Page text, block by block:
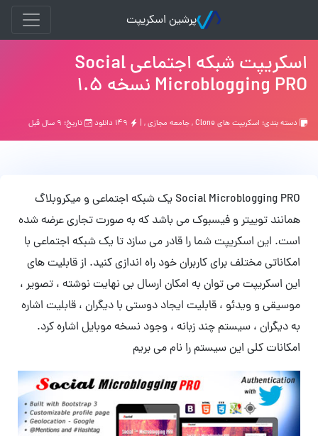
پرشین اسکریپت
اسکریپت شبکه اجتماعی Social
Microblogging PRO نسخه 1.5
دسته بندی: اسکریپت های Clone ,جامعه مجازی, | تاریخ: ۹ سال قبل
Social Microblogging PRO یک شبکه اجتماعی و میکروبلاگ
همانند توییتر و فیسبوک می باشد که به صورت تجاری عرضه شده
است. این اسکریپت شما را قادر می سازد تا یک شبکه اجتماعی با
امکاناتی مختلف برای کاربران خود راه اندازی کنید. از قابلیت های
این اسکریپت می توان به امکان ارسال بی نهایت نوشته ، تصویر ،
موسیقی و ویدئو ، قابلیت ایجاد دوستی با دیگران ، قابلیت اشاره
به دیگران ، سیستم چند زبانه ، وجود نسخه موبایل اشاره کرد.
امکانات کلی این سیستم را نام می بریم